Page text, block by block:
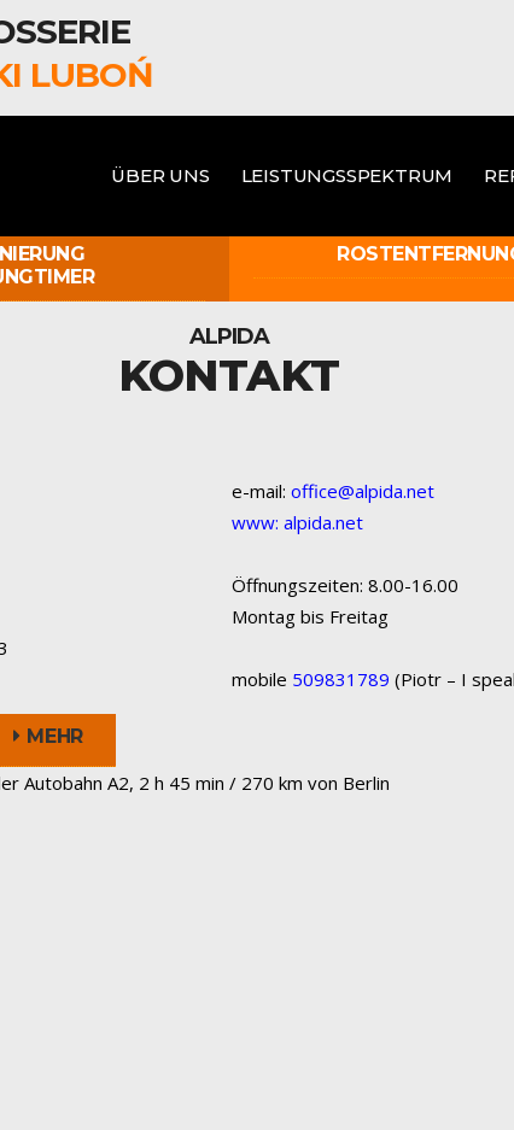
LUBOŃ
ÜBER UNS LEISTUNGSSPEKTRUM
ALPIDA
KONTAKT
MEHR
e-mail: office@alpida.net
www: alpida.net
Öffnungszeiten: 8.00-16.00
Montag bis Freitag
mobile 509831789 (Piotr – I
Autobahn A2, 2 h 45 min / 270 km von Berlin